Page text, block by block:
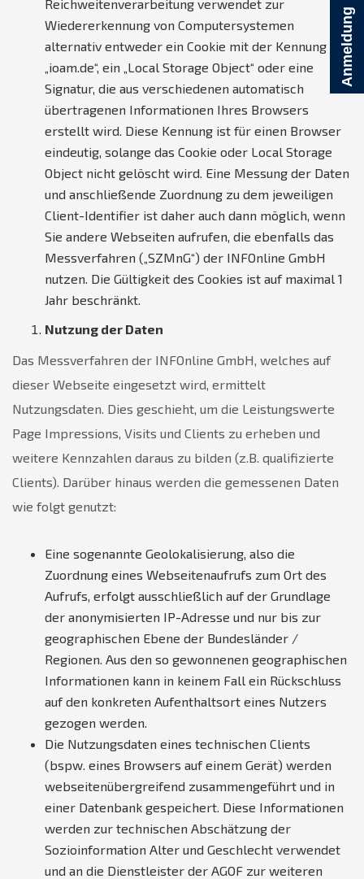
Reichweitenverarbeitung verwendet zur
Wiedererkennung von Computersystemen
alternativ entweder ein Cookie mit der Kennung
„ioam.de“, ein „Local Storage Object“ oder eine
Signatur, die aus verschiedenen automatisch
übertragenen Informationen Ihres Browsers
erstellt wird. Diese Kennung ist für einen Browser
eindeutig, solange das Cookie oder Local Storage
Object nicht gelöscht wird. Eine Messung der Daten
und anschließende Zuordnung zu dem jeweiligen
Client-Identifier ist daher auch dann möglich, wenn
Sie andere Webseiten aufrufen, die ebenfalls das
Messverfahren („SZMnG“) der INFOnline GmbH
nutzen. Die Gültigkeit des Cookies ist auf maximal 1
Jahr beschränkt.
Nutzung der Daten
Das Messverfahren der INFOnline GmbH, welches auf
dieser Webseite eingesetzt wird, ermittelt
Nutzungsdaten. Dies geschieht, um die Leistungswerte
Page Impressions, Visits und Clients zu erheben und
weitere Kennzahlen daraus zu bilden (z.B. qualifizierte
Clients). Darüber hinaus werden die gemessenen Daten
wie folgt genutzt:
Eine sogenannte Geolokalisierung, also die
Zuordnung eines Webseitenaufrufs zum Ort des
Aufrufs, erfolgt ausschließlich auf der Grundlage
der anonymisierten IP-Adresse und nur bis zur
geographischen Ebene der Bundesländer /
Regionen. Aus den so gewonnenen geographischen
Informationen kann in keinem Fall ein Rückschluss
auf den konkreten Aufenthaltsort eines Nutzers
gezogen werden.
Die Nutzungsdaten eines technischen Clients
(bspw. eines Browsers auf einem Gerät) werden
webseitenübergreifend zusammengeführt und in
einer Datenbank gespeichert. Diese Informationen
werden zur technischen Abschätzung der
Sozioinformation Alter und Geschlecht verwendet
und an die Dienstleister der AGOF zur weiteren
Anmeldung